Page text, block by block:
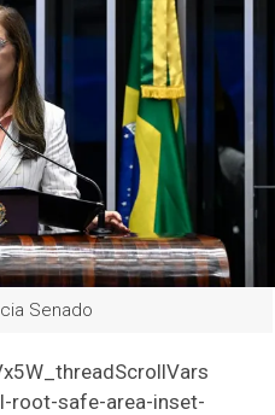
Senado
root-safe-area-inset-